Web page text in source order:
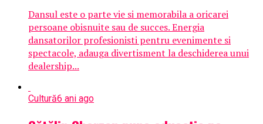
Dansul este o parte vie si memorabila a oricarei
persoane obisnuite sau de succes. Energia
dansatorilor profesionisti pentru evenimente si
spectacole, adauga divertisment la deschiderea unui
dealership...
Cultură6 ani ago